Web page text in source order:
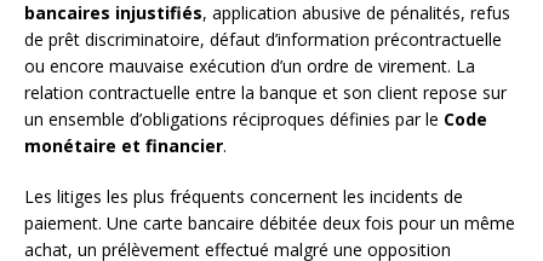
bancaires injustifiés, application abusive de pénalités, refus
de prêt discriminatoire, défaut d’information précontractuelle
ou encore mauvaise exécution d’un ordre de virement. La
relation contractuelle entre la banque et son client repose sur
un ensemble d’obligations réciproques définies par le Code
monétaire et financier.
Les litiges les plus fréquents concernent les incidents de
paiement. Une carte bancaire débitée deux fois pour un même
achat, un prélèvement effectué malgré une opposition